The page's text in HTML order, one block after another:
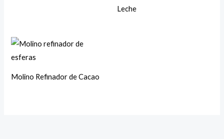
Leche
Molino Refinador de Cacao